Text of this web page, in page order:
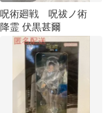
呪術廻戦 呪祓ノ術
降霊 伏黒甚爾